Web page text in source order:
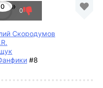
0
0
Скородумов
#8